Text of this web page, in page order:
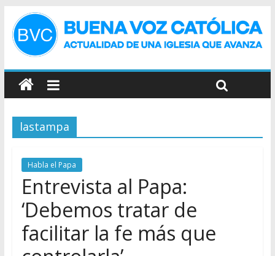
lastampa
Habla el Papa
Entrevista al Papa:
‘Debemos tratar de
facilitar la fe más que